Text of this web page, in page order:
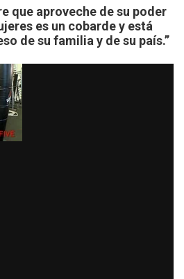
que aproveche de su poder
es un cobarde y está
de su familia y de su país.”